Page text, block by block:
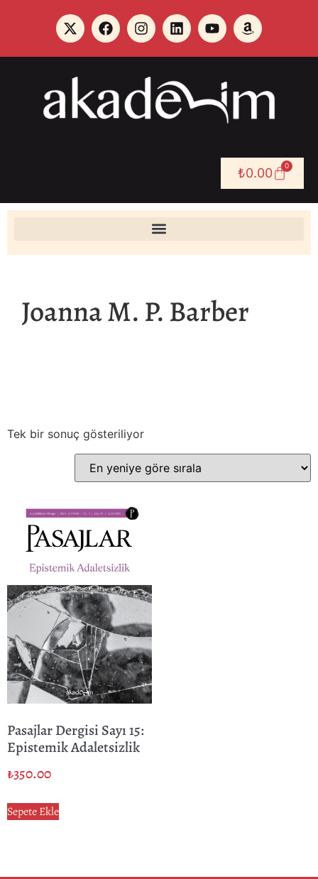
₺0.00 0
Joanna M. P. Barber
Tek bir sonuç gösteriliyor
Pasajlar Dergisi Sayı 15:
Epistemik Adaletsizlik
₺350.00
Sepete Ekle